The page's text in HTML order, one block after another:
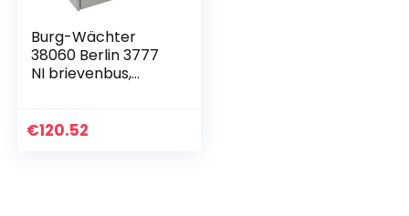
Burg-Wächter
38060 Berlin 3777
NI brievenbus,
€120.52